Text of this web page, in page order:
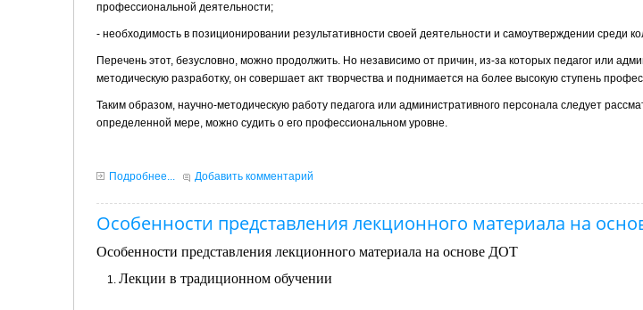
профессиональной деятельности;
- необходимость в позиционировании результативности своей деятельности и самоутверждении среди
Перечень этот, безусловно, можно продолжить. Но независимо от причин, из-за которых педагог или
методическую разработку, он совершает акт творчества и поднимается на более высокую ступень
Таким образом, научно-методическую работу педагога или административного персонала следует
определенной мере, можно судить о его профессиональном уровне.
Подробнее... Добавить комментарий
Особенности представления лекционного материала на
Особенности представления лекционного материала на основе ДОТ
Лекции в традиционном обучении